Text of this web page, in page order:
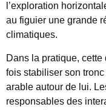
l’exploration
au figuier une grande
climatiques.
Dans la pratique, cette
fois stabiliser son
arable autour de lui.
responsables des